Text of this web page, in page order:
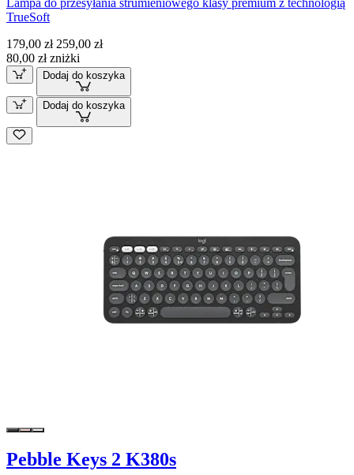
Lampa do przesyłania strumieniowego klasy premium z technologią
TrueSoft
179,00 zł 259,00 zł
80,00 zł zniżki
Dodaj do koszyka
Dodaj do koszyka
Pebble Keys 2 K380s